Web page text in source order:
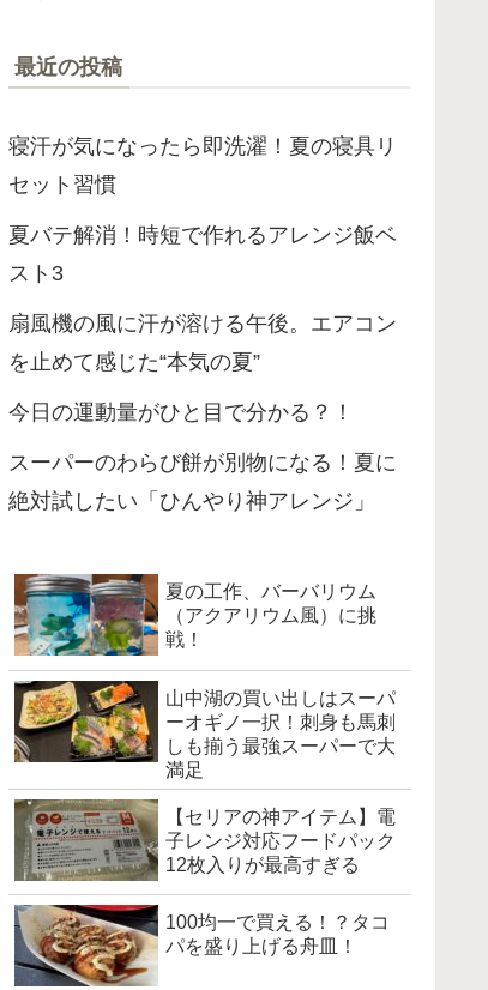
最近の投稿
寝汗が気になったら即洗濯！夏の寝具リ
セット習慣
夏バテ解消！時短で作れるアレンジ飯ベ
スト3
扇風機の風に汗が溶ける午後。エアコン
を止めて感じた“本気の夏”
今日の運動量がひと目で分かる？！
スーパーのわらび餅が別物になる！夏に
絶対試したい「ひんやり神アレンジ」
夏の工作、バーバリウム
（アクアリウム風）に挑
戦！
山中湖の買い出しはスーパ
ーオギノ一択！刺身も馬刺
しも揃う最強スーパーで大
満足
【セリアの神アイテム】電
子レンジ対応フードパック
12枚入りが最高すぎる
100均一で買える！？タコ
パを盛り上げる舟皿！